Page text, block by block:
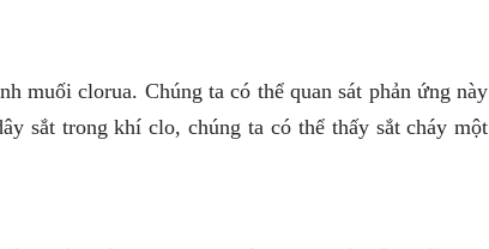
muối clorua. Chúng ta có thể quan sát phản ứng này
sắt trong khí clo, chúng ta có thể thấy sắt cháy một